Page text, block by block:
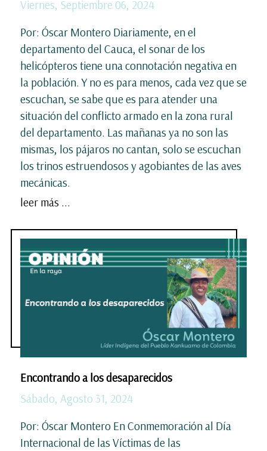
Viernes, Septiembre 06, 2024
Por: Óscar Montero Diariamente, en el
departamento del Cauca, el sonar de los
helicópteros tiene una connotación negativa en
la población. Y no es para menos, cada vez que se
escuchan, se sabe que es para atender una
situación del conflicto armado en la zona rural
del departamento. Las mañanas ya no son las
mismas, los pájaros no cantan, solo se escuchan
los trinos estruendosos y agobiantes de las aves
mecánicas.
leer más ...
Encontrando a los desaparecidos
Sábado, Agosto 31, 2024
Por: Óscar Montero En Conmemoración al Día
Internacional de las Víctimas de las